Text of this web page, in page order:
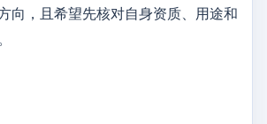
向，且希望先核对自身资质、用途和